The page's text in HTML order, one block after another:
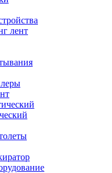
лент